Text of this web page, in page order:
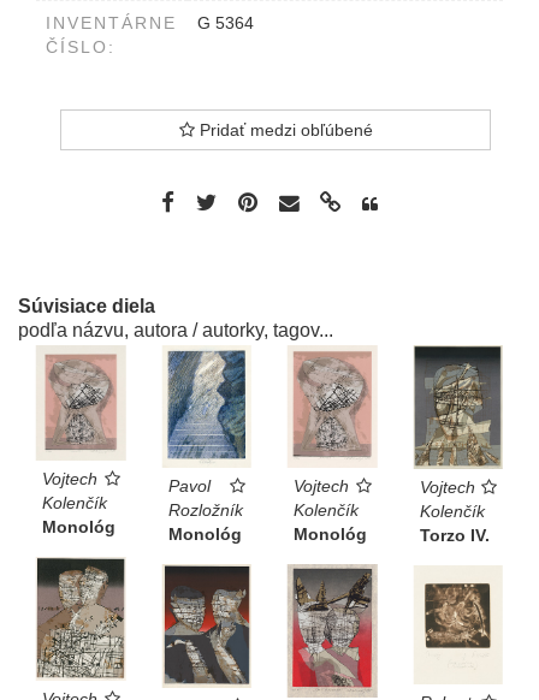
INVENTÁRNE
ČÍSLO:
G 5364
Pridať medzi obľúbené
Súvisiace diela
podľa názvu, autora / autorky, tagov...
Vojtech
Kolenčík
Monológ
Pavol
Rozložník
Monológ
Vojtech
Kolenčík
Monológ
Vojtech
Kolenčík
Torzo IV.